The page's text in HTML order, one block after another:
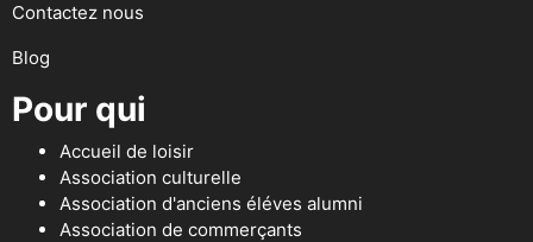
Contactez nous
Blog
Pour qui
Accueil de loisir
Association culturelle
Association d'anciens éléves alumni
Association de commerçants